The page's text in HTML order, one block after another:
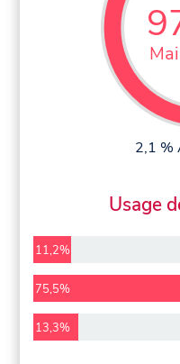
2,1 %
Usage
11,2%
75,5%
13,3%